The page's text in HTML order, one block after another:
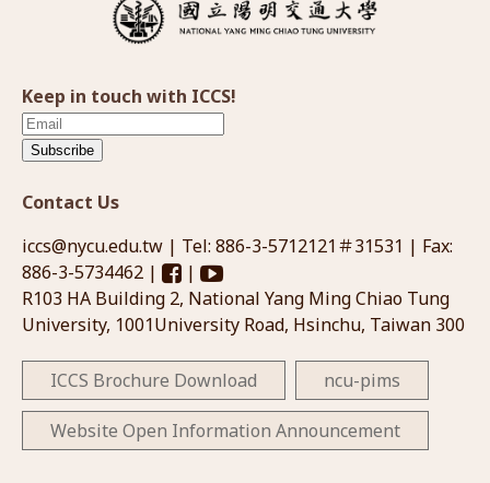
Keep in touch with ICCS!
Subscribe
Contact Us
iccs@nycu.edu.tw | Tel: 886-3-5712121＃31531 | Fax:
886-3-5734462 |
|
R103 HA Building 2, National Yang Ming Chiao Tung
University, 1001University Road, Hsinchu, Taiwan 300
ICCS Brochure Download ncu-pims
Website Open Information Announcement